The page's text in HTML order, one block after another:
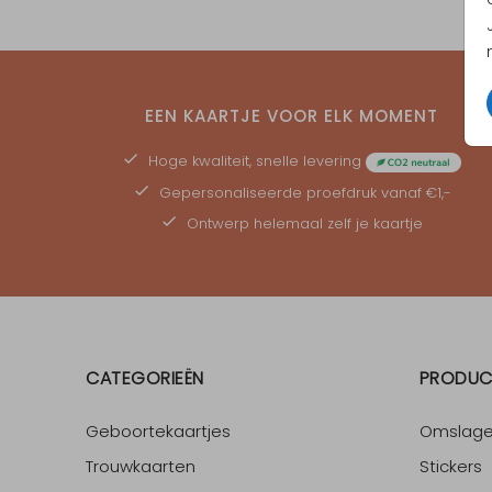
EEN KAARTJE VOOR ELK MOMENT
Hoge kwaliteit, snelle levering
Gepersonaliseerde proefdrukvanaf €1,-
Ontwerp helemaal zelf je kaartje
CATEGORIEËN
Geboortekaartjes
Trouwkaarten
Stickers